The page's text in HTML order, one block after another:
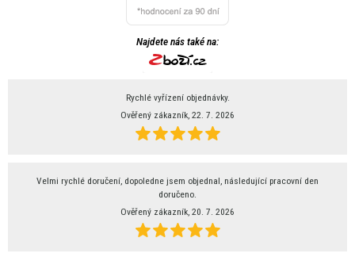
Najdete nás také na:
Rychlé vyřízení objednávky.
Ověřený zákazník, 22. 7. 2026
Velmi rychlé doručení, dopoledne jsem objednal, následující pracovní den
doručeno.
Ověřený zákazník, 20. 7. 2026